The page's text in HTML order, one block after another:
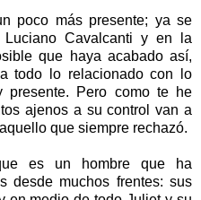
poco más presente; ya se
Cavalcanti y en la
que haya acabado así,
todo lo relacionado con lo
Pero como te he
ajenos a su control van a
que siempre rechazó.
es un hombre que ha
desde muchos frentes: sus